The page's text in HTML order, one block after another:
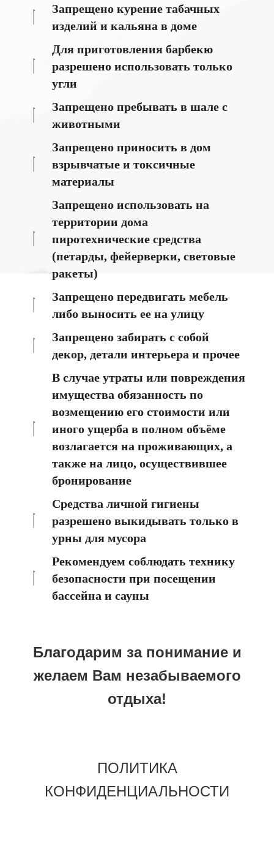
Запрещено курение табачных
изделий и кальяна в доме
Для приготовления барбекю
разрешено использовать только
угли
Запрещено пребывать в шале с
животными
Запрещено приносить в дом
взрывчатые и токсичные
материалы
Запрещено использовать на
территории дома
пиротехнические средства
(петарды, фейерверки, световые
ракеты)
Запрещено передвигать мебель
либо выносить ее на улицу
Запрещено забирать с собой
декор, детали интерьера и прочее
В случае утраты или повреждения
имущества обязанность по
возмещению его стоимости или
иного ущерба в полном объёме
возлагается на проживающих, а
также на лицо, осуществившее
бронирование
Средства личной гигиены
разрешено выкидывать только в
урны для мусора
Рекомендуем соблюдать технику
безопасности при посещении
бассейна и сауны
Благодарим за понимание и
желаем Вам незабываемого
отдыха!
ПОЛИТИКА
КОНФИДЕНЦИАЛЬНОСТИ